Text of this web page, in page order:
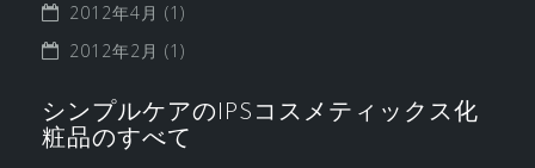
2012年4月 (1)
2012年2月 (1)
シンプルケアのIPSコスメティックス化
粧品のすべて